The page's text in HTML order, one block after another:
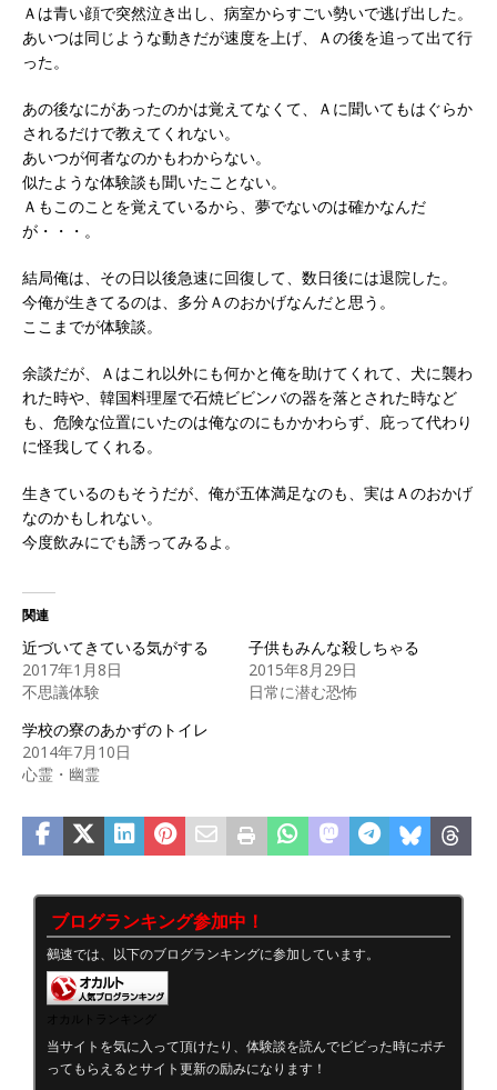
Ａは青い顔で突然泣き出し、病室からすごい勢いで逃げ出した。
あいつは同じような動きだが速度を上げ、Ａの後を追って出て行
った。
あの後なにがあったのかは覚えてなくて、Ａに聞いてもはぐらか
されるだけで教えてくれない。
あいつが何者なのかもわからない。
似たような体験談も聞いたことない。
Ａもこのことを覚えているから、夢でないのは確かなんだ
が・・・。
結局俺は、その日以後急速に回復して、数日後には退院した。
今俺が生きてるのは、多分Ａのおかげなんだと思う。
ここまでが体験談。
余談だが、Ａはこれ以外にも何かと俺を助けてくれて、犬に襲わ
れた時や、韓国料理屋で石焼ビビンバの器を落とされた時など
も、危険な位置にいたのは俺なのにもかかわらず、庇って代わり
に怪我してくれる。
生きているのもそうだが、俺が五体満足なのも、実はＡのおかげ
なのかもしれない。
今度飲みにでも誘ってみるよ。
関連
近づいてきている気がする
2017年1月8日
不思議体験
子供もみんな殺しちゃる
2015年8月29日
日常に潜む恐怖
学校の寮のあかずのトイレ
2014年7月10日
心霊・幽霊
ブログランキング参加中！
鵺速では、以下のブログランキングに参加しています。
当サイトを気に入って頂けたり、体験談を読んでビビった時にポチ
ってもらえるとサイト更新の励みになります！